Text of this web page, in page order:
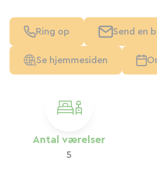
Antal værelser
5
Ring op Send en
Se hjemmesiden